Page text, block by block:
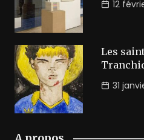
12
Les
31